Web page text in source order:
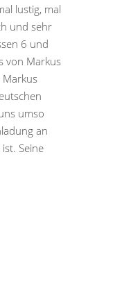
lustig, mal
und sehr
6 und
von Markus
Markus
umso
an
Seine